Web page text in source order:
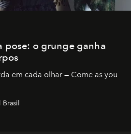
pose: o grunge ganha
em cada olhar — Come as you